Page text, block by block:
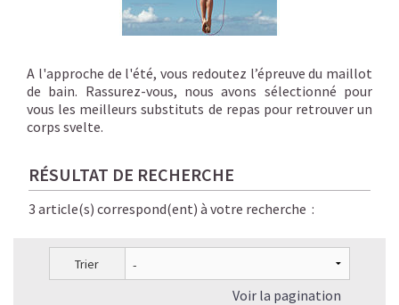
A l'approche de l'été, vous redoutez l’épreuve du maillot
de bain. Rassurez-vous, nous avons sélectionné pour
vous les meilleurs substituts de repas pour retrouver un
corps svelte.
RÉSULTAT DE RECHERCHE
3 article(s) correspond(ent) à votre recherche :
Trier
Voir la pagination